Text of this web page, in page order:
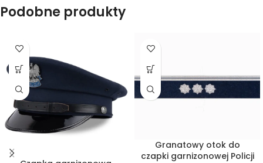
Podobne produkty
Granatowy otok do
czapki garnizonowej Policji